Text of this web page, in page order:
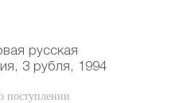
русская
3 рубля, 1994
поступлении